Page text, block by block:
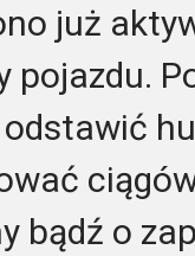
już
pojazdu.
bądź o